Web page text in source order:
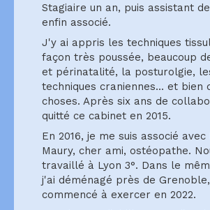
Stagiaire un an, puis assistant
enfin associé.
J'y ai appris les techniques
façon très poussée, beaucoup
et périnatalité, la posturolgie,
techniques craniennes... et bien
choses. Après six ans de
quitté ce cabinet en 2015.
En 2016, je me suis associé
Maury, cher ami, ostéopathe.
travaillé à Lyon 3°. Dans le
j'ai déménagé près de
commencé à exercer en 2022.